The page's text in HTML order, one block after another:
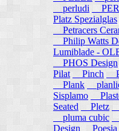
perludi
Platz Spezialglas
Petracers
Philip Watts
Lumiblade -
PHOS Design
Pilat
Pinch
Plank
Sisplamo
Seated
Pletz
pluma cubic
Design
Poesia